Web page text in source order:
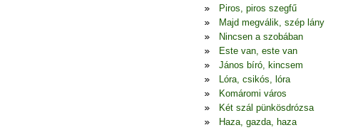
Piros, piros szegfű
Majd megválik, szép lány
Nincsen a szobában
Este van, este van
János bíró, kincsem
Lóra, csikós, lóra
Komáromi város
Két szál pünkösdrózsa
Haza, gazda, haza